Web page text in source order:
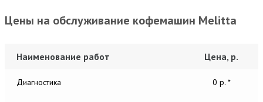
Цены на обслуживание кофемашин Melitta
Наименование работ Цена, р.
Диагностика 0 р. *